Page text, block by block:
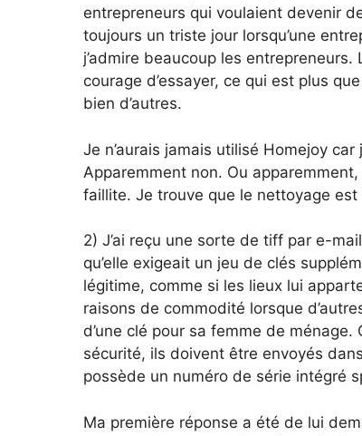
entrepreneurs qui voulaient devenir
toujours un triste jour lorsqu’une
j’admire beaucoup les
courage d’essayer, ce qui est plus
bien d’autres.
Je n’aurais jamais utilisé Homejoy
Apparemment non. Ou
faillite. Je trouve que le nettoyage
2) J’ai reçu une sorte de tiff par e-
qu’elle exigeait un jeu de clés
légitime, comme si les lieux lui
raisons de commodité lorsque
d’une clé pour sa femme de
sécurité, ils doivent être envoyés
possède un numéro de série intégré
Ma première réponse a été de lui